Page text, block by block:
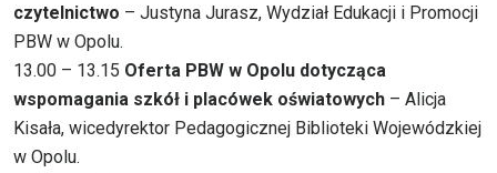
czytelnictwo – Justyna Jurasz, Wydział Edukacji i Promocji
PBW w Opolu.
13.00 – 13.15 Oferta PBW w Opolu dotycząca
wspomagania szkół i placówek oświatowych – Alicja
Kisała, wicedyrektor Pedagogicznej Biblioteki Wojewódzkiej
w Opolu.